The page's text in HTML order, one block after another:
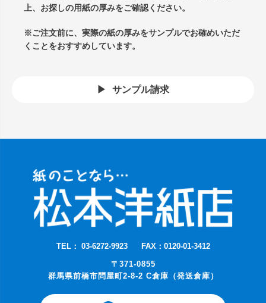
上、お探しの用紙の厚みをご確認ください。
※ご注文前に、実際の紙の厚みをサンプルでお確めいただ
くことをおすすめしています。
サンプル請求
TEL： 03-6272-9923
FAX：0120-01-3412
〒371-0855
群馬県前橋市問屋町2-8-2 C倉庫（発送倉庫）